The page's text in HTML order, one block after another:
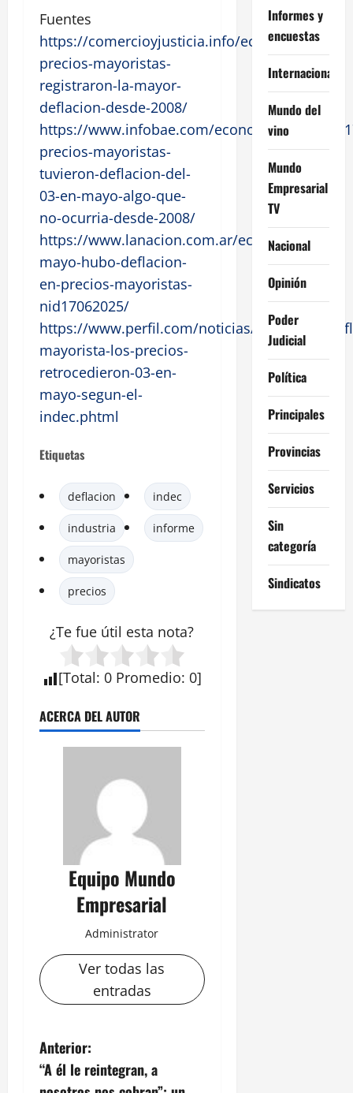
Fuentes
https://comercioyjusticia.info/economia/los-
precios-mayoristas-
registraron-la-mayor-
deflacion-desde-2008/
https://www.infobae.com/economia/2025/06/
precios-mayoristas-
tuvieron-deflacion-del-
03-en-mayo-algo-que-
no-ocurria-desde-2008/
https://www.lanacion.com.ar/economia/en-
mayo-hubo-deflacion-
en-precios-mayoristas-
nid17062025/
https://www.perfil.com/noticias/economia/
mayorista-los-precios-
retrocedieron-03-en-
mayo-segun-el-
indec.phtml
Etiquetas
deflacion indec
industria informe
mayoristas
precios
¿Te fue útil esta nota?
[Total: 0 Promedio: 0]
ACERCA DEL AUTOR
Equipo Mundo
Empresarial
Administrator
Ver todas las
entradas
N
a
Anterior:
“A él le reintegran, a
Informes y
encuestas
Internacional
Mundo del
vino
Mundo
Empresarial
TV
Nacional
Opinión
Poder
Judicial
Política
Principales
Provincias
Servicios
Sin
categoría
Sindicatos